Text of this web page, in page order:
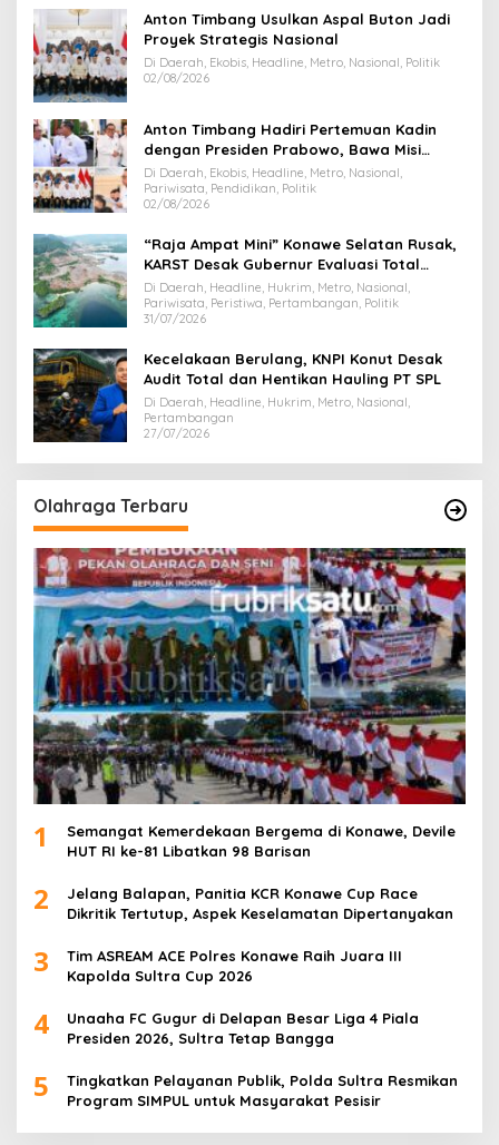
Anton Timbang Usulkan Aspal Buton Jadi
Proyek Strategis Nasional
Di Daerah, Ekobis, Headline, Metro, Nasional, Politik
02/08/2026
Anton Timbang Hadiri Pertemuan Kadin
dengan Presiden Prabowo, Bawa Misi
Majukan Ekonomi Sultra
Di Daerah, Ekobis, Headline, Metro, Nasional,
Pariwisata, Pendidikan, Politik
02/08/2026
“Raja Ampat Mini” Konawe Selatan Rusak,
KARST Desak Gubernur Evaluasi Total
Dispar Sultra
Di Daerah, Headline, Hukrim, Metro, Nasional,
Pariwisata, Peristiwa, Pertambangan, Politik
31/07/2026
Kecelakaan Berulang, KNPI Konut Desak
Audit Total dan Hentikan Hauling PT SPL
Di Daerah, Headline, Hukrim, Metro, Nasional,
Pertambangan
27/07/2026
Olahraga Terbaru
1
Semangat Kemerdekaan Bergema di Konawe, Devile
HUT RI ke-81 Libatkan 98 Barisan
2
Jelang Balapan, Panitia KCR Konawe Cup Race
Dikritik Tertutup, Aspek Keselamatan Dipertanyakan
3
Tim ASREAM ACE Polres Konawe Raih Juara III
Kapolda Sultra Cup 2026
4
Unaaha FC Gugur di Delapan Besar Liga 4 Piala
Presiden 2026, Sultra Tetap Bangga
5
Tingkatkan Pelayanan Publik, Polda Sultra Resmikan
Program SIMPUL untuk Masyarakat Pesisir